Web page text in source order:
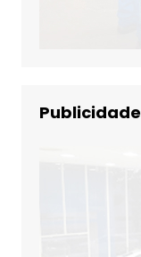
Publicidade